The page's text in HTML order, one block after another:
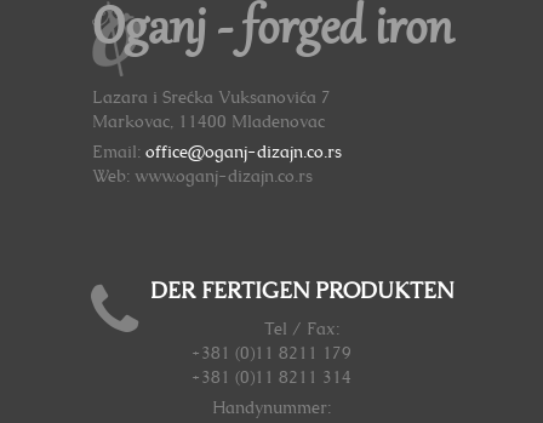
Oganj - forged iron
Lazara i Srećka Vuksanovića 7
Markovac, 11400 Mladenovac
Email: office@oganj-dizajn.co.rs
Web: www.oganj-dizajn.co.rs
DER FERTIGEN PRODUKTEN
Tel / Fax:
+381 (0)11 8211 179
+381 (0)11 8211 314
Handynummer: